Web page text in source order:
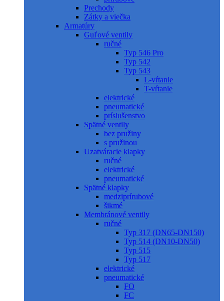
Prechody
Zátky a viečka
Armatúry
Guľové ventily
ručné
Typ 546 Pro
Typ 542
Typ 543
L-vŕtanie
T-vŕtanie
elektrické
pneumatické
príslušenstvo
Spätné ventily
bez pružiny
s pružinou
Uzatváracie klapky
ručné
elektrické
pneumatické
Spätné klapky
medziprírubové
šikmé
Membránové ventily
ručné
Typ 317 (DN65-DN150)
Typ 514 (DN10-DN50)
Typ 515
Typ 517
elektrické
pneumatické
FO
FC